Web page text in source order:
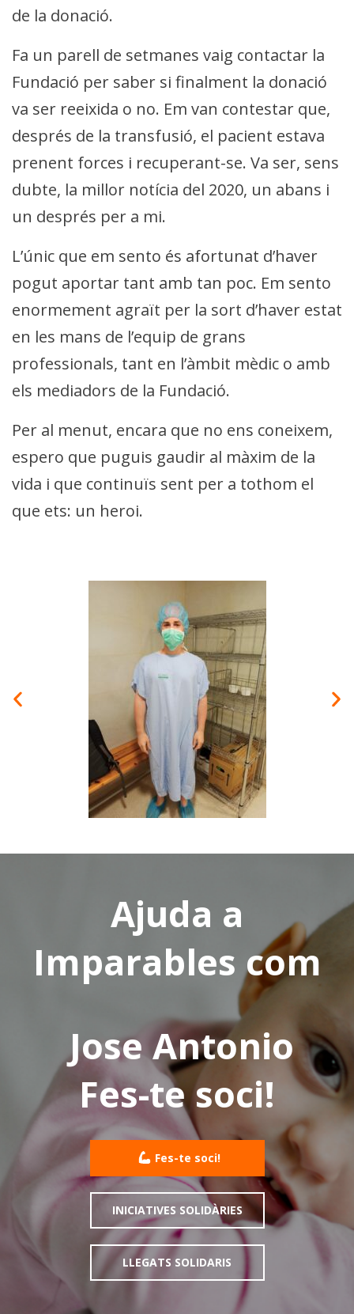
de la donació.
Fa un parell de setmanes vaig contactar la
Fundació per saber si finalment la donació
va ser reeixida o no. Em van contestar que,
després de la transfusió, el pacient estava
prenent forces i recuperant-se. Va ser, sens
dubte, la millor notícia del 2020, un abans i
un després per a mi.
L’únic que em sento és afortunat d’haver
pogut aportar tant amb tan poc. Em sento
enormement agraït per la sort d’haver estat
en les mans de l’equip de grans
professionals, tant en l’àmbit mèdic o amb
els mediadors de la Fundació.
Per al menut, encara que no ens coneixem,
espero que puguis gaudir al màxim de la
vida i que continuïs sent per a tothom el
que ets: un heroi.
Ajuda a
Imparables com
Jose Antonio
Fes-te soci!
Fes-te soci!
INICIATIVES SOLIDÀRIES
LLEGATS SOLIDARIS